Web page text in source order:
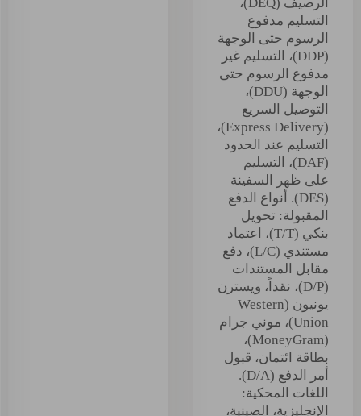
التسليم مدفوع
الرسوم حتى الوجهة
(DDP)، التسليم غير
مدفوع الرسوم حتى
الوجهة (DDU)،
التوصيل السريع
(Express Delivery)،
التسليم عند الحدود
(DAF)، التسليم
على ظهر السفينة
(DES). أنواع الدفع
المقبولة: تحويل
بنكي (T/T)، اعتماد
مستندي (L/C)، دفع
مقابل المستندات
(D/P)، نقداً، ويسترن
يونيون (Western
Union)، موني جرام
(MoneyGram)،
بطاقة ائتمان، قبول
أمر الدفع (D/A).
اللغات المحكية:
الإنجليزية، الصينية،